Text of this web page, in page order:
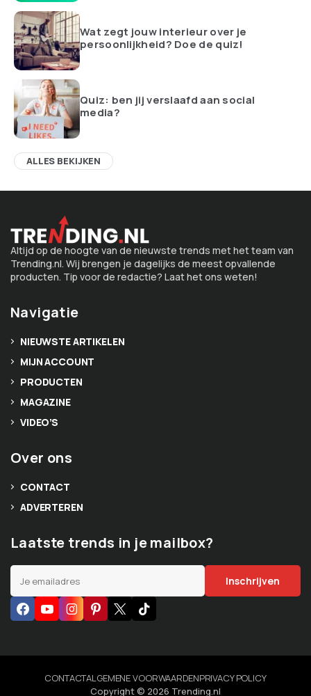
Wat zegt jouw interieur over je
persoonlijkheid? Doe de quiz!
Quiz: ben jij verslaafd aan social
media?
ALLES BEKIJKEN
Altijd op de hoogte van de nieuwste trends met het team van
Trending.nl. Wij brengen je dagelijks de meest opvallende
producten. Tip voor de redactie? Laat het ons weten!
Navigatie
NIEUWSTE ARTIKELEN
MIJN ACCOUNT
PRODUCTEN
MAGAZINE
VIDEO’S
Over ons
CONTACT
ADVERTEREN
Laatste trends in je mailbox?
CONTACTALGEMENE VOORWAARDENPRIVACY POLICY
Copyright © 2026 Trending.nl